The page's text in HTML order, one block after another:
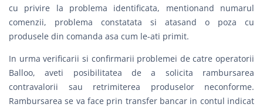
cu privire la problema identificata, mentionand numarul
comenzii, problema constatata si atasand o poza cu
produsele din comanda asa cum le-ati primit.
In urma verificarii si confirmarii problemei de catre operatorii
Balloo, aveti posibilitatea de a solicita rambursarea
contravalorii sau retrimiterea produselor neconforme.
Rambursarea se va face prin transfer bancar in contul indicat